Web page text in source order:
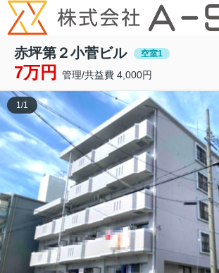
赤坪第２小菅ビル 空室1
7万円 管理/共益費 4,000円
1/1